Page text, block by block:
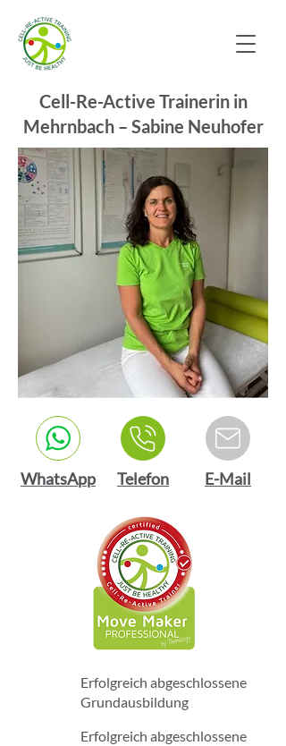
Cell-Re-Active Trainerin in
Mehrnbach – Sabine Neuhofer
WhatsApp Telefon E-Mail
Erfolgreich abgeschlossene
Grundausbildung
Erfolgreich abgeschlossene